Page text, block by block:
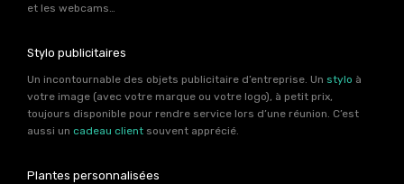
et les webcams…
Stylo publicitaires
Un incontournable des objets publicitaire d’entreprise. Un stylo à
votre image (avec votre marque ou votre logo), à petit prix,
toujours disponible pour rendre service lors d’une réunion. C’est
aussi un cadeau client souvent apprécié.
Plantes personnalisées